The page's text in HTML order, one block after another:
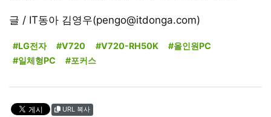
글 / IT동아 김영우(pengo@itdonga.com)
#LG전자 #V720 #V720-RH50K
#올인원PC
#일체형PC
#포커스
URL 복사